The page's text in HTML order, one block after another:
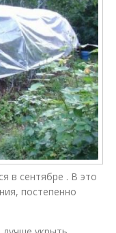
в сентябре . В это
постепенно